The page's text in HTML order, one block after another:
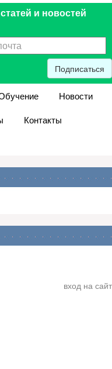
и новостей
Подписаться
Новости
Контакты
вход на сайт